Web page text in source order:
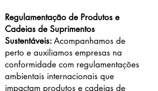
Regulamentação de Produtos e
Cadeias de Suprimentos
Sustentáveis:Acompanhamos de
perto e auxiliamos empresas na
conformidade com regulamentações
ambientais internacionais que
impactam produtos e cadeias de